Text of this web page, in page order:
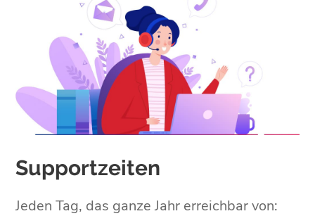
Supportzeiten
Jeden Tag, das ganze Jahr erreichbar von: